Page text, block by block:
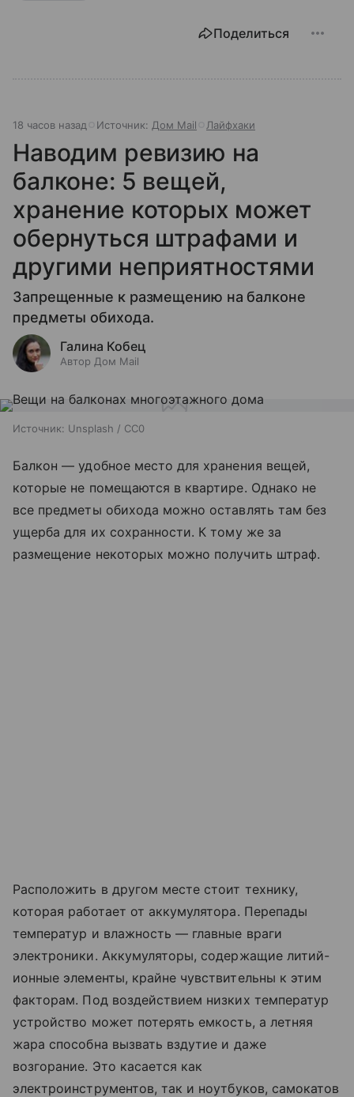
Поделиться
18 часов назад Источник: Дом Mail Лайфхаки
Наводим ревизию на
балконе: 5 вещей,
хранение которых может
обернуться штрафами и
другими неприятностями
Запрещенные к размещению на балконе
предметы обихода.
Галина Кобец
Автор Дом Mail
Источник: Unsplash / CC0
Балкон — удобное место для хранения вещей,
которые не помещаются в квартире. Однако не
все предметы обихода можно оставлять там без
ущерба для их сохранности. К тому же за
размещение некоторых можно получить штраф.
Расположить в другом месте стоит технику,
которая работает от аккумулятора. Перепады
температур и влажность — главные враги
электроники. Аккумуляторы, содержащие литий-
ионные элементы, крайне чувствительны к этим
факторам. Под воздействием низких температур
устройство может потерять емкость, а летняя
жара способна вызвать вздутие и даже
возгорание. Это касается как
электроинструментов, так и ноутбуков, самокатов